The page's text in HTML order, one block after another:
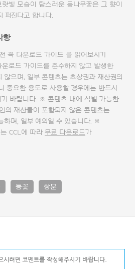
빛 모습이 탐스러운 등나무꽃은 그 향이
퍼진다고 합니다.
항
꼭 다운로드 가이드 를 읽어보시기
운로드 가이드를 준수하지 않고 발생한
않으며, 일부 콘텐츠는 초상권과 재산권의
중요한 용도로 사용할 경우에는 반드시
기 바랍니다. ※ 콘텐츠 내에 식별 가능한
의 재산물이 포함되지 않은 콘텐츠는
하며, 일부 예외일 수 있습니다. ※
CCL에 따라 무료 다운로드가
등꽃 창문